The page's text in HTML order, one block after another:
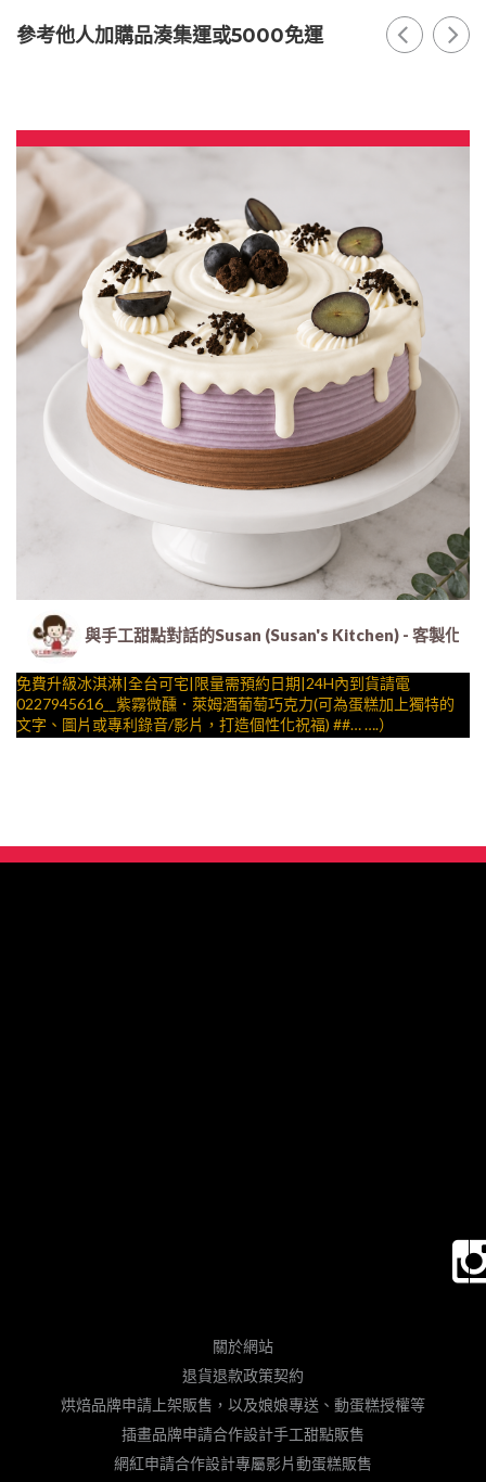
參考他人加購品湊集運或5000免運
與手工甜點對話的Susan (Susan's Kitchen) - 客製化
免費升級冰淇淋|全台可宅|限量需預約日期|24H內到貨請電
0227945616__紫霧微醺．萊姆酒葡萄巧克力(可為蛋糕加上獨特的
文字、圖片或專利錄音/影片，打造個性化祝福) ##… ….）
關於網站
退貨退款政策契約
烘焙品牌申請上架販售，以及娘娘專送、動蛋糕授權等
插畫品牌申請合作設計手工甜點販售
網紅申請合作設計專屬影片動蛋糕販售